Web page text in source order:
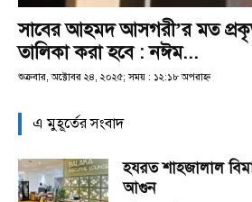
সাবের আহমদ আসগরী’র মত
তালিকা করা হবে : নঈম...
শুক্রবার, অক্টোবর ২৪, ২০২৫; সময় : ১২:১৮ অপরাহ্ণ
এ মুহূর্তের সংবাদ
হযরত শাহজালাল
আগুন